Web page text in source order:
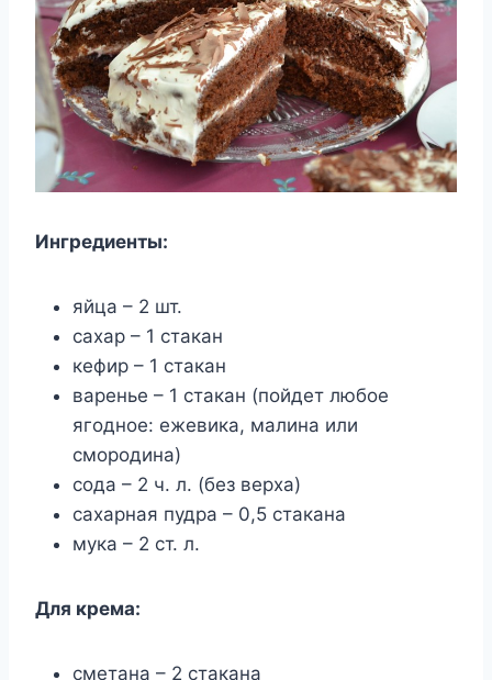
Ингредиенты:
яйца – 2 шт.
сахар – 1 стакан
кефир – 1 стакан
варенье – 1 стакан (пойдет любое
ягодное: ежевика, малина или
смородина)
сода – 2 ч. л. (без верха)
сахарная пудра – 0,5 стакана
мука – 2 ст. л.
Для крема:
сметана – 2 стакана